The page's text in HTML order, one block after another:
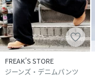
FREAK’S STORE
ジーンズ・デニムパンツ